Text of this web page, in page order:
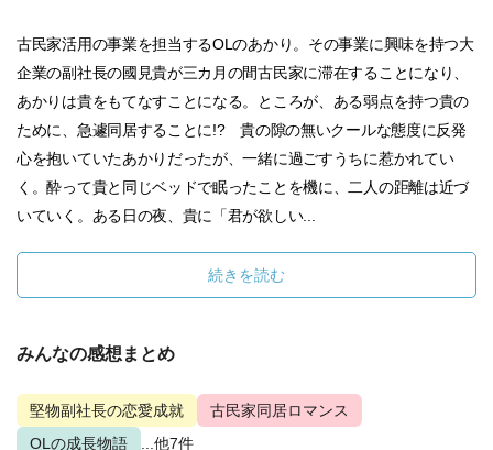
古民家活用の事業を担当するOLのあかり。その事業に興味を持つ大
企業の副社長の國見貴が三カ月の間古民家に滞在することになり、
あかりは貴をもてなすことになる。ところが、ある弱点を持つ貴の
ために、急遽同居することに!? 貴の隙の無いクールな態度に反発
心を抱いていたあかりだったが、一緒に過ごすうちに惹かれてい
く。酔って貴と同じベッドで眠ったことを機に、二人の距離は近づ
いていく。ある日の夜、貴に「君が欲しい...
続きを読む
みんなの感想まとめ
堅物副社長の恋愛成就
古民家同居ロマンス
OLの成長物語
...他7件